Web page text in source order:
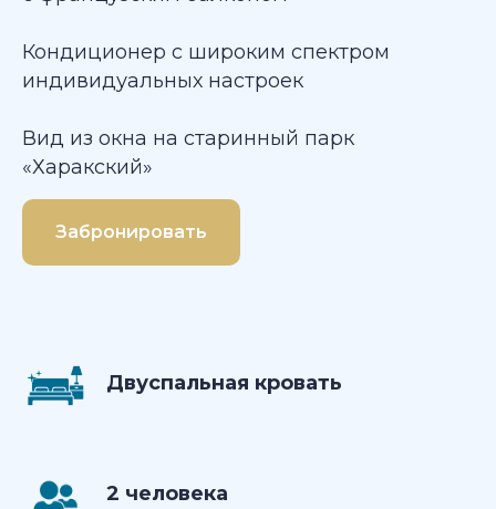
Кондиционер с широким спектром
индивидуальных настроек
Вид из окна на старинный парк
«Харакский»
Забронировать
Двуспальная кровать
2 человека